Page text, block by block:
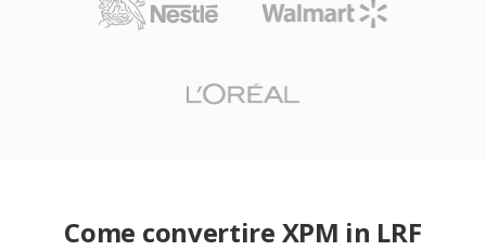
Come convertire XPM in LRF